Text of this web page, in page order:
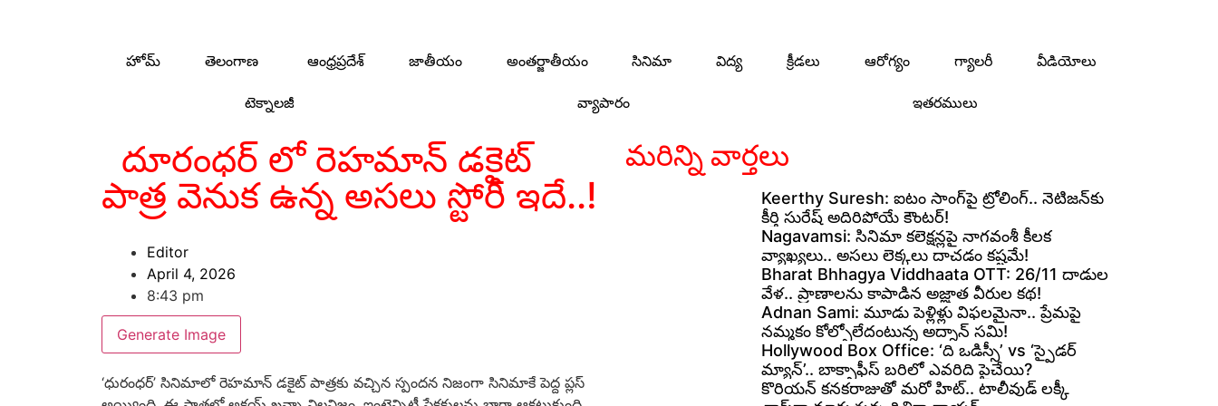
హోమ్ తెలంగాణ ఆంధ్రప్రదేశ్ జాతీయం అంతర్జాతీయం సినిమా విద్య క్రీడలు ఆరోగ్యం గ్యాలరీ వీడియోలు
టెక్నాలజీ వ్యాపారం ఇతరములు
దూరంధర్ లో రెహమాన్ డకైట్
పాత్ర వెనుక ఉన్న అసలు స్టోరీ ఇదే..!
Editor
April 4, 2026
8:43 pm
Generate Image
‘ధురంధర్’ సినిమాలో రెహమాన్ డకైట్ పాత్రకు వచ్చిన స్పందన నిజంగా సినిమాకే పెద్ద ప్లస్
మరిన్ని వార్తలు
Keerthy Suresh: ఐటం సాంగ్‌పై ట్రోలింగ్.. నెటిజన్‌కు
కీర్తి సురేష్ అదిరిపోయే కౌంటర్!
Nagavamsi: సినిమా కలెక్షన్లపై నాగవంశీ కీలక
వ్యాఖ్యలు.. అసలు లెక్కలు దాచడం కష్టమే!
Bharat Bhhagya Viddhaata OTT: 26/11 దాడుల
వేళ.. ప్రాణాలను కాపాడిన అజ్ఞాత వీరుల కథ!
Adnan Sami: మూడు పెళ్లిళ్లు విఫలమైనా.. ప్రేమపై
నమ్మకం కోల్పోలేదంటున్న అద్నాన్ సమి!
Hollywood Box Office: ‘ది ఒడిస్సీ’ vs ‘స్పైడర్
మ్యాన్’.. బాక్సాఫీస్ బరిలో ఎవరిది పైచేయి?
కొరియన్ కనకరాజుతో మరో హిట్.. టాలీవుడ్ లక్కీ